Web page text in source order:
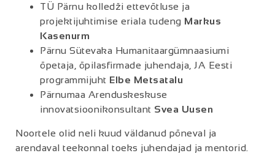
TÜ Pärnu kolledži ettevõtluse ja
projektijuhtimise eriala tudeng Markus
Kasenurm
Pärnu Sütevaka Humanitaargümnaasiumi
õpetaja, õpilasfirmade juhendaja, JA Eesti
programmijuht Elbe Metsatalu
Pärnumaa Arenduskeskuse
innovatsioonikonsultant Svea Uusen
Noortele olid neli kuud väldanud põneval ja
arendaval teekonnal toeks juhendajad ja mentorid.